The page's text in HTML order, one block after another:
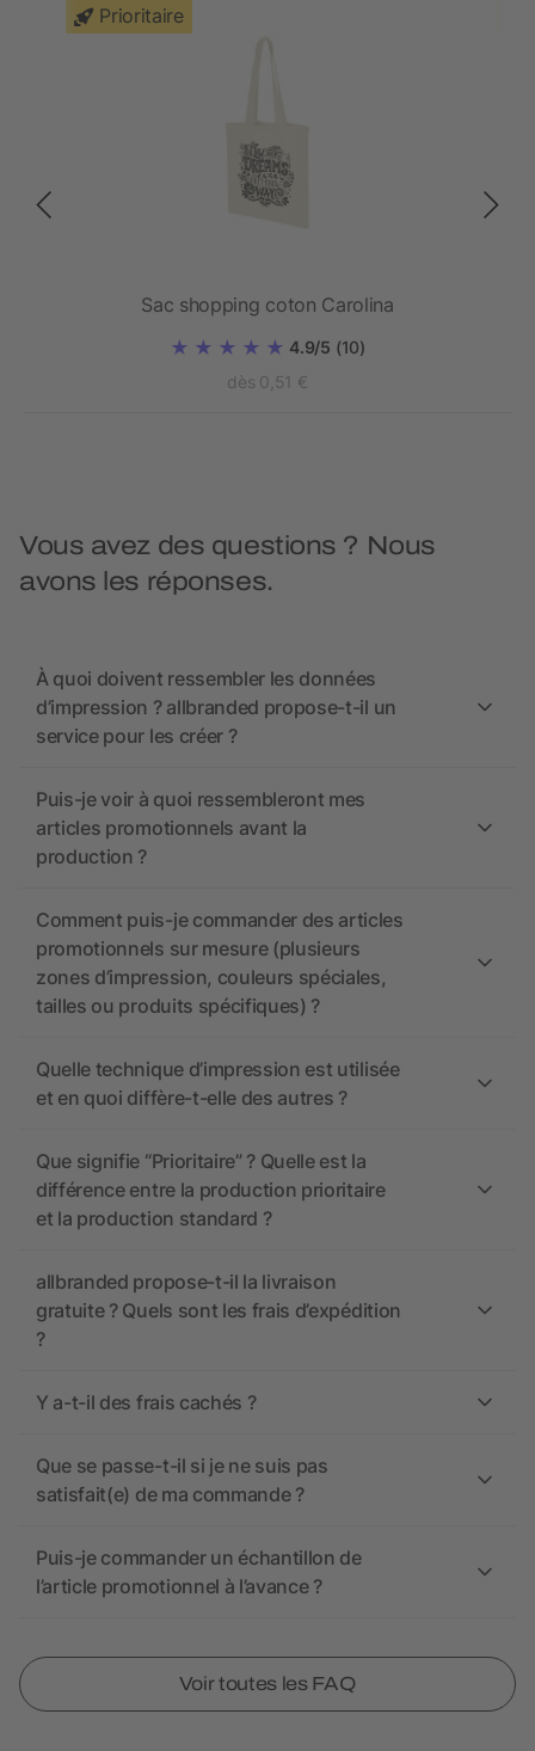
Prioritaire
Sac shopping coton Carolina
4.9/5 (10)
dès 0,51 €
Vous avez des questions ? Nous
avons les réponses.
À quoi doivent ressembler les données
d’impression ? allbranded propose-t-il un
service pour les créer ?
Puis-je voir à quoi ressembleront mes
articles promotionnels avant la
production ?
Comment puis-je commander des articles
promotionnels sur mesure (plusieurs
zones d’impression, couleurs spéciales,
tailles ou produits spécifiques) ?
Quelle technique d’impression est utilisée
et en quoi diffère-t-elle des autres ?
Que signifie “Prioritaire” ? Quelle est la
différence entre la production prioritaire
et la production standard ?
allbranded propose-t-il la livraison
gratuite ? Quels sont les frais d’expédition
?
Y a-t-il des frais cachés ?
Que se passe-t-il si je ne suis pas
satisfait(e) de ma commande ?
Puis-je commander un échantillon de
l’article promotionnel à l’avance ?
Voir toutes les FAQ